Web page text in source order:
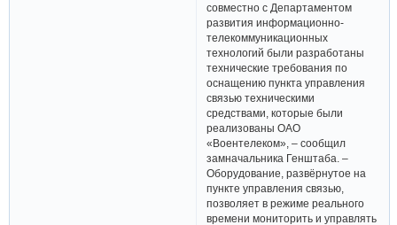
совместно с Департаментом
развития информационно-
телекоммуникационных
технологий были разработаны
технические требования по
оснащению пункта управления
связью техническими
средствами, которые были
реализованы ОАО
«Воентелеком», – сообщил
замначальника Генштаба. –
Оборудование, развёрнутое на
пункте управления связью,
позволяет в режиме реального
времени мониторить и управлять